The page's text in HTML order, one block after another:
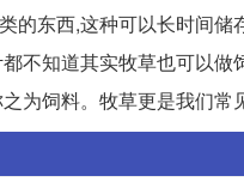
的东西,这种可以长时间储
不知道其实牧草也可以做
为饲料。牧草更是我们常